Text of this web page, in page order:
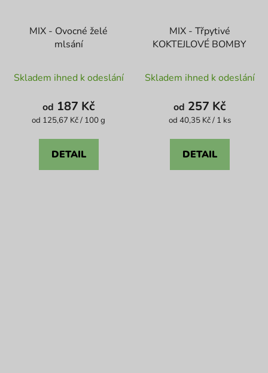
MIX - Ovocné želé
mlsání
hodnocení
produktu
je
z
Skladem ihned k odeslání
od 187 Kč
Měrná
od 125,67 Kč / 100 g
DETAIL
MIX - Třpytivé
KOKTEJLOVÉ BOMBY
hodnocení
produktu
je
z
Skladem ihned k odeslání
od 257 Kč
Měrná
od 40,35 Kč / 1 ks
DETAIL